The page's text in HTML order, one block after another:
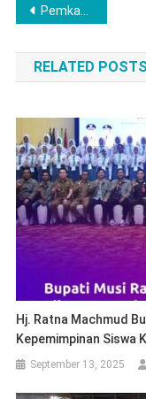
Post
navigation
Pemkab dan TP-PKK Labuhanbatu Tandatangani MoU Perkuat Sinergi
RELATED POSTS
Hj. Ratna Machmud
Kepemimpinan Siswa
September 13, 2025